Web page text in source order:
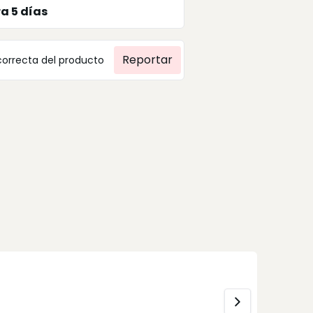
5 días
del producto Reportar